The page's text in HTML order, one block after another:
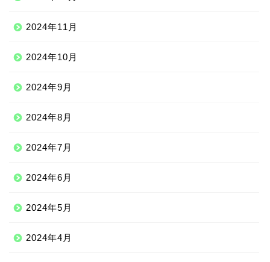
2024年11月
2024年10月
2024年9月
2024年8月
2024年7月
2024年6月
2024年5月
2024年4月